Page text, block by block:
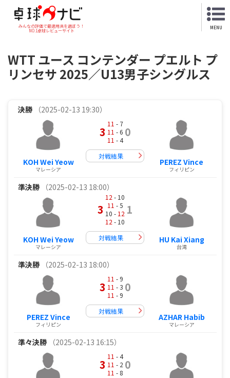
みんなの評価で最適用具を選ぼう！
NO.1卓球レビューサイト
MENU
WTT ユース コンテンダー プエルト プ
リンセサ 2025／U13男子シングルス
決勝 （2025-02-13 19:30）
KOH Wei Yeow
マレーシア
3
11 - 7
11 - 6
11 - 4
0
対戦結果
PEREZ Vince
フィリピン
準決勝 （2025-02-13 18:00）
KOH Wei Yeow
マレーシア
3
12 - 10
11 - 5
10 - 12
12 - 10
1
対戦結果 HU Kai Xiang
台湾
準決勝 （2025-02-13 18:00）
PEREZ Vince
フィリピン
3
11 - 9
11 - 3
11 - 9
0
対戦結果
AZHAR Habib
マレーシア
準々決勝 （2025-02-13 16:15）
3
11 - 4
11 - 2
11 - 8
0